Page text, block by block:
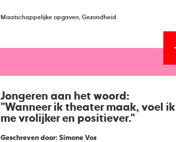
Maatschappelijke opgaven, Gezondheid
Jongeren aan het woord:
"Wanneer ik theater maak, voel ik
me vrolijker en positiever."
Geschreven door: Simone Vos